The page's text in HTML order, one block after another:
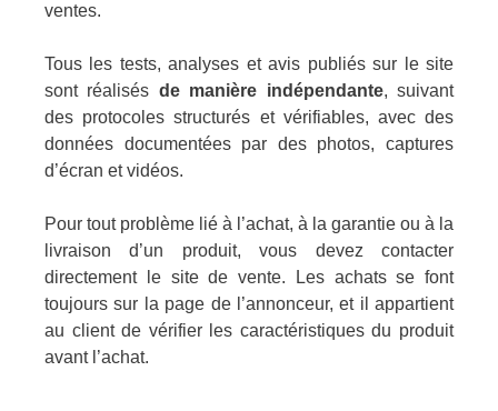
ventes.
Tous les tests, analyses et avis publiés sur le site
sont réalisés de manière indépendante, suivant
des protocoles structurés et vérifiables, avec des
données documentées par des photos, captures
d’écran et vidéos.
Pour tout problème lié à l’achat, à la garantie ou à la
livraison d’un produit, vous devez contacter
directement le site de vente. Les achats se font
toujours sur la page de l’annonceur, et il appartient
au client de vérifier les caractéristiques du produit
avant l’achat.